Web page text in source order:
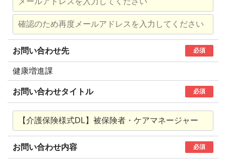
お問い合わせ先 必須
健康増進課
お問い合わせタイトル 必須
お問い合わせ内容 必須